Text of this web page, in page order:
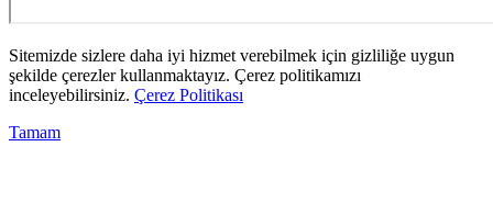
Sitemizde sizlere daha iyi hizmet verebilmek için gizliliğe uygun
şekilde çerezler kullanmaktayız. Çerez politikamızı
inceleyebilirsiniz. Çerez Politikası
Tamam